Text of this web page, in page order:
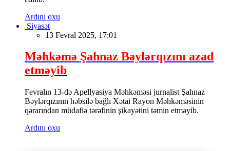
Ardını oxu
Siyasət
13 Fevral 2025, 17:01
Məhkəmə Şahnaz Bəylərqızını azad
etməyib
Fevralın 13-də Apellyasiya Məhkəməsi jurnalist Şahnaz
Bəylərqızının həbsilə bağlı Xətai Rayon Məhkəməsinin
qərarından müdafiə tərəfinin şikayətini təmin etməyib.
Ardını oxu